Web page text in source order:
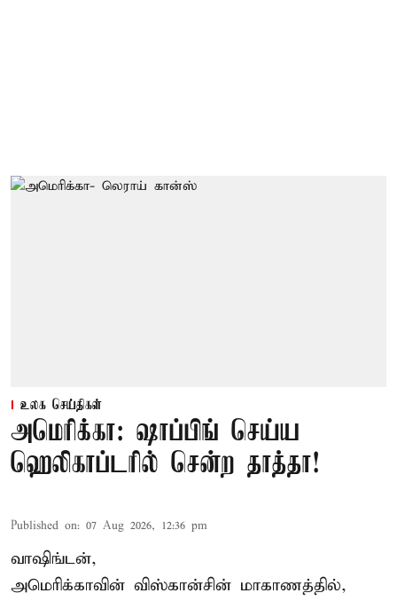
உலக செய்திகள்
அமெரிக்கா: ஷாப்பிங் செய்ய
ஹெலிகாப்டரில் சென்ற தாத்தா!
Published on: 07 Aug 2026, 12:36 pm
வாஷிங்டன்,
அமெரிக்காவின் விஸ்கான்சின் மாகாணத்தில்,